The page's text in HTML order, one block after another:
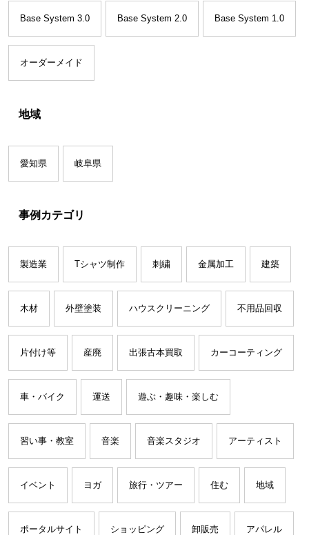
Base System 3.0 Base System 2.0 Base System 1.0
オーダーメイド
地域
愛知県 岐阜県
事例カテゴリ
製造業 Tシャツ制作 刺繍 金属加工 建築
木材 外壁塗装 ハウスクリーニング 不用品回収
片付け等 産廃 出張古本買取 カーコーティング
車・バイク 運送 遊ぶ・趣味・楽しむ
習い事・教室 音楽 音楽スタジオ アーティスト
イベント ヨガ 旅行・ツアー 住む 地域
ポータルサイト ショッピング 卸販売 アパレル